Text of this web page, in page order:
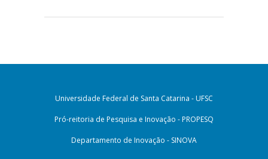
Universidade Federal de Santa Catarina - UFSC
Pró-reitoria de Pesquisa e Inovação - PROPESQ
Departamento de Inovação - SINOVA